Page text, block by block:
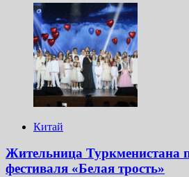
Китай
Жительница Туркменистана
фестиваля «Белая трость»